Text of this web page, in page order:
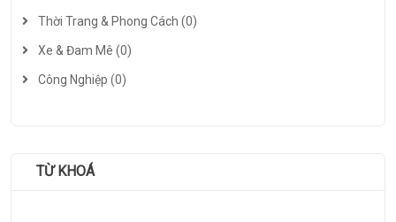
Thời Trang & Phong Cách (0)
Xe & Đam Mê (0)
Công Nghiệp (0)
TỪ KHOÁ